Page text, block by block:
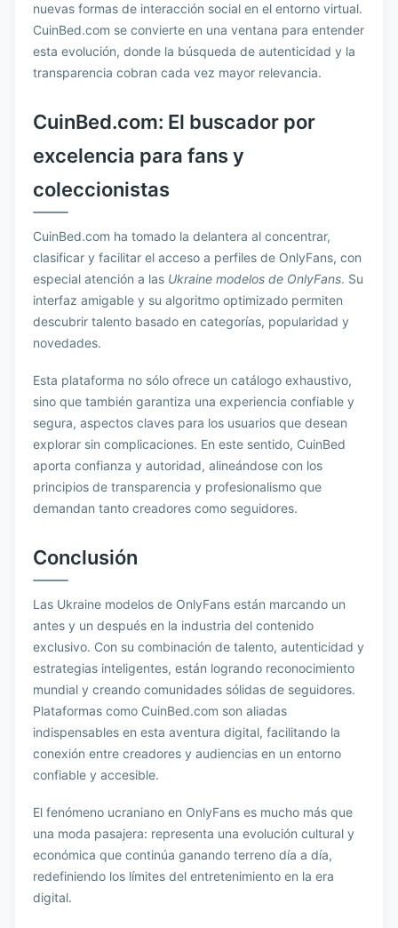
nuevas formas de interacción social en el entorno virtual.
CuinBed.com se convierte en una ventana para entender
esta evolución, donde la búsqueda de autenticidad y la
transparencia cobran cada vez mayor relevancia.
CuinBed.com: El buscador por
excelencia para fans y
coleccionistas
CuinBed.com ha tomado la delantera al concentrar,
clasificar y facilitar el acceso a perfiles de OnlyFans, con
especial atención a las Ukraine modelos de OnlyFans. Su
interfaz amigable y su algoritmo optimizado permiten
descubrir talento basado en categorías, popularidad y
novedades.
Esta plataforma no sólo ofrece un catálogo exhaustivo,
sino que también garantiza una experiencia confiable y
segura, aspectos claves para los usuarios que desean
explorar sin complicaciones. En este sentido, CuinBed
aporta confianza y autoridad, alineándose con los
principios de transparencia y profesionalismo que
demandan tanto creadores como seguidores.
Conclusión
Las Ukraine modelos de OnlyFans están marcando un
antes y un después en la industria del contenido
exclusivo. Con su combinación de talento, autenticidad y
estrategias inteligentes, están logrando reconocimiento
mundial y creando comunidades sólidas de seguidores.
Plataformas como CuinBed.com son aliadas
indispensables en esta aventura digital, facilitando la
conexión entre creadores y audiencias en un entorno
confiable y accesible.
El fenómeno ucraniano en OnlyFans es mucho más que
una moda pasajera: representa una evolución cultural y
económica que continúa ganando terreno día a día,
redefiniendo los límites del entretenimiento en la era
digital.